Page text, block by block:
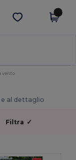
Scarica app
vento
al dettaglio
Filtra ✓